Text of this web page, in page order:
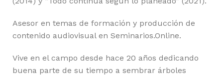
Asesor en temas de formación y producción de
contenido audiovisual en Seminarios.Online.
Vive en el campo desde hace 20 años dedicando
buena parte de su tiempo a sembrar árboles